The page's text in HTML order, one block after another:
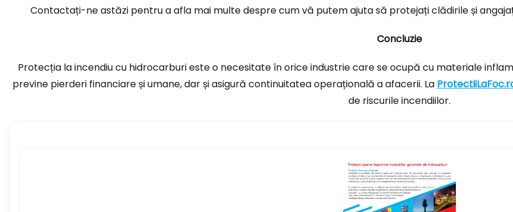
Contactați-ne astăzi pentru a afla mai multe despre cum vă putem ajuta să protejați clădirile și
Concluzie
Protecția la incendiu cu hidrocarburi este o necesitate în orice industrie care se ocupă cu materiale
previne pierderi financiare și umane, dar și asigură continuitatea operațională a afacerii. La
de riscurile incendiilor.